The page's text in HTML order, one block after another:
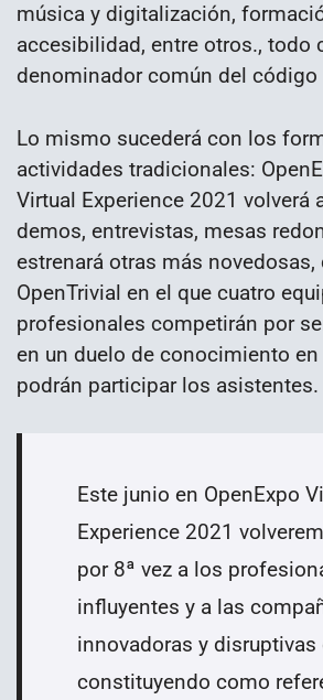
música y digitalización,
accesibilidad, entre otros., todo
denominador común del código
Lo mismo sucederá con los
actividades tradicionales:
Virtual Experience 2021 volverá
demos, entrevistas, mesas
estrenará otras más novedosas,
OpenTrivial en el que cuatro
profesionales competirán por
en un duelo de conocimiento
podrán participar los asistentes.
Este junio en OpenExpo
Experience 2021
por 8ª vez a los
influyentes y a las
innovadoras y disruptivas
constituyendo como